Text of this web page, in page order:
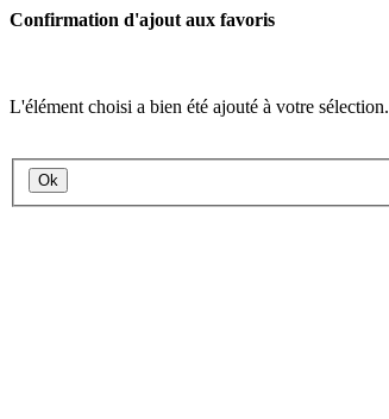
Confirmation d'ajout aux favoris
L'élément choisi a bien été ajouté à votre sélection.